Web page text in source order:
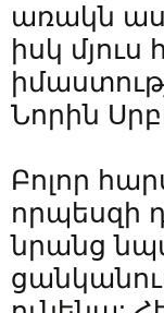
առակն
իսկ
Նորին
Բոլոր
որպեսզի
նրանց